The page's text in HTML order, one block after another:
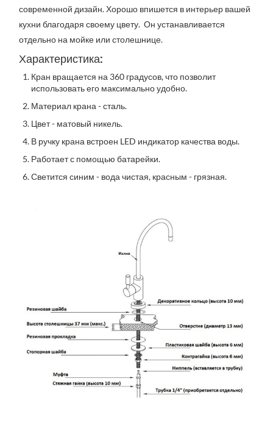
современной дизайн. Хорошо впишется в интерьер вашей
кухни благодаря своему цвету. Он устанавливается
отдельно на мойке или столешнице.
Характеристика:
Кран вращается на 360 градусов, что позволит
использовать его максимально удобно.
Материал крана - сталь.
Цвет - матовый никель.
В ручку крана встроен LED индикатор качества воды.
Работает с помощью батарейки.
Светится синим - вода чистая, красным - грязная.